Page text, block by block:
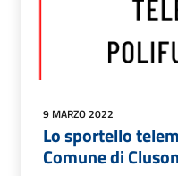
9 MARZO 2022
Lo sportello
Comune di